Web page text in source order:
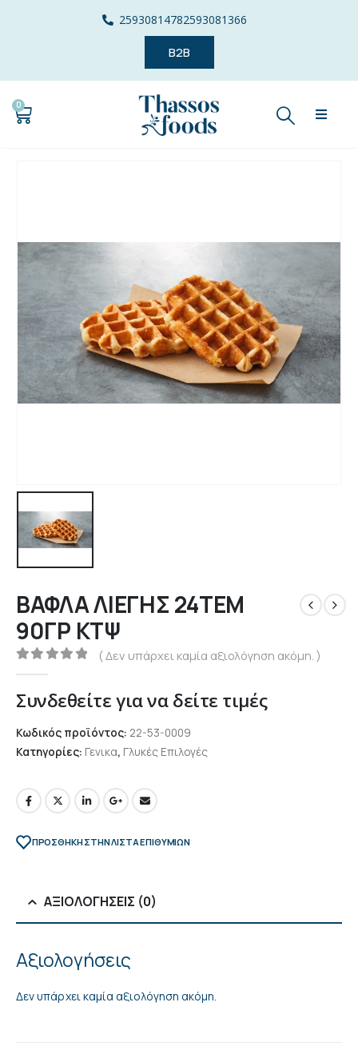
25930814782593081366
B2B
0
ΒΑΦΛΑ ΛΙΕΓΗΣ 24ΤΕΜ
90ΓΡ ΚΤΨ
0out of 5
( Δεν υπάρχει καμία αξιολόγηση ακόμη. )
Συνδεθείτε για να δείτε τιμές
Κωδικός προϊόντος: 22-53-0009
Κατηγορίες: Γενικα, Γλυκές Επιλογές
ΠΡΌΣΘΉΚΗ ΣΤΗΝ ΛΊΣΤΑ ΕΠΙΘΥΜΙΏΝ
ΑΞΙΟΛΟΓΉΣΕΙΣ (0)
Αξιολογήσεις
Δεν υπάρχει καμία αξιολόγηση ακόμη.